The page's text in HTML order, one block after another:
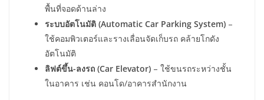
พื้นที่จอดด้านล่าง
ระบบอัตโนมัติ (Automatic Car Parking System) –
ใช้คอมพิวเตอร์และรางเลื่อนจัดเก็บรถ คล้ายโกดัง
อัตโนมัติ
ลิฟต์ขึ้น-ลงรถ (Car Elevator) – ใช้ขนรถระหว่างชั้น
ในอาคาร เช่น คอนโด/อาคารสำนักงาน